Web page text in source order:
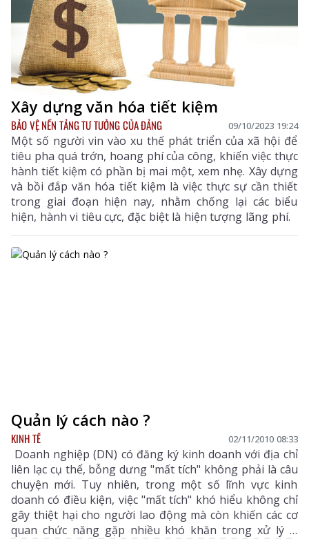
Xây dựng văn hóa tiết kiệm
BẢO VỆ NỀN TẢNG TƯ TƯỞNG CỦA ĐẢNG 09/10/2023 19:24
Một số người vin vào xu thế phát triển của xã hội để
tiêu pha quá trớn, hoang phí của công, khiến việc thực
hành tiết kiệm có phần bị mai một, xem nhẹ. Xây dựng
và bồi đắp văn hóa tiết kiệm là việc thực sự cần thiết
trong giai đoạn hiện nay, nhằm chống lại các biểu
hiện, hành vi tiêu cực, đặc biệt là hiện tượng lãng phí.
Quản lý cách nào ?
KINH TẾ 02/11/2010 08:33
Doanh nghiệp (DN) có đăng ký kinh doanh với địa chỉ
liên lạc cụ thể, bỗng dưng "mất tích" không phải là câu
chuyện mới. Tuy nhiên, trong một số lĩnh vực kinh
doanh có điều kiện, việc "mất tích" khó hiểu không chỉ
gây thiệt hại cho người lao động mà còn khiến các cơ
quan chức năng gặp nhiều khó khăn trong xử lý vi